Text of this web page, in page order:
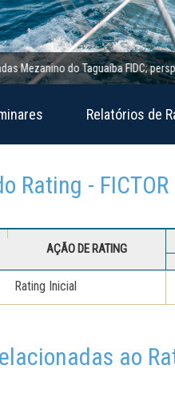
do Taguaíba FIDC; perspectiva
Relatórios de
Rating - FICTOR
AÇÃO DE RATING
Rating Inicial
ao